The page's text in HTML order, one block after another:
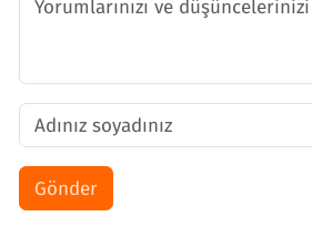
Gönder